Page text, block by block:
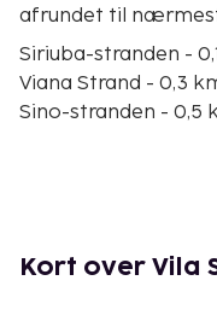
afrundet til
Siriuba-stranden -
Viana Strand - 0,3
Sino-stranden - 0,5
Azeda-pynten - 1,9
Kort over Vila